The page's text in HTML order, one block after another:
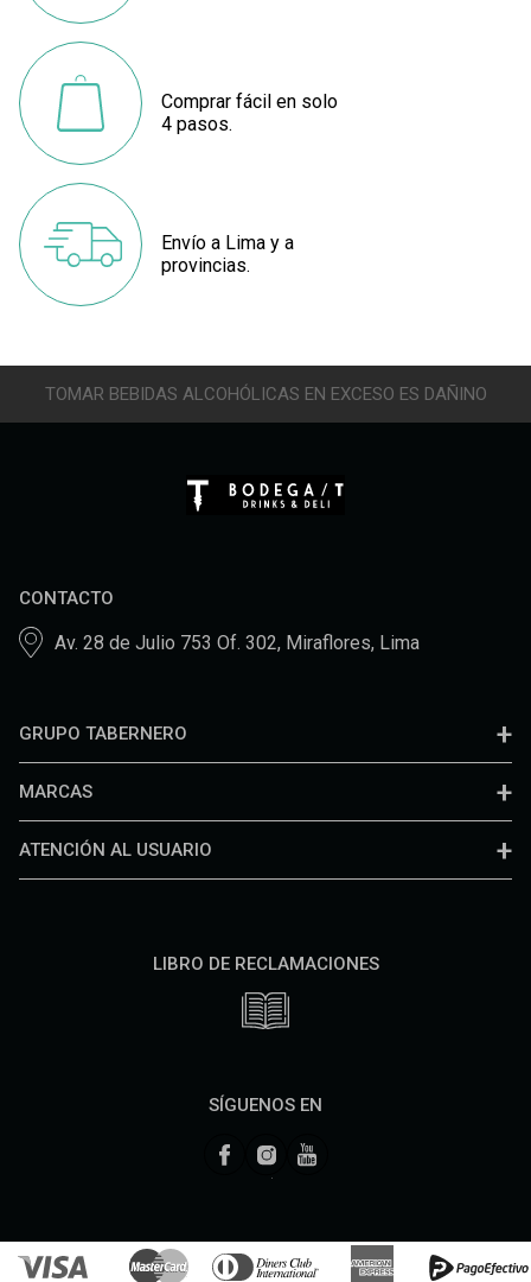
Comprar fácil en solo
4 pasos.
Envío a Lima y a
provincias.
TOMAR BEBIDAS ALCOHÓLICAS EN EXCESO ES DAÑINO
CONTACTO
Av. 28 de Julio 753 Of. 302, Miraflores, Lima
GRUPO TABERNERO
MARCAS
ATENCIÓN AL USUARIO
LIBRO DE RECLAMACIONES
SÍGUENOS EN